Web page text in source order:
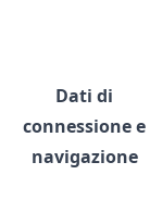
Dati di
connessione e
navigazione